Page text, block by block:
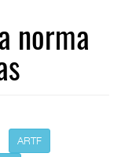
norma
ARTF